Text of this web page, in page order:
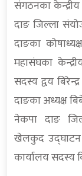
संगठनका
दाङ जिल्ला
दाङका
महासंघका
सदस्य द्वय
दाङका अध्यक्ष
नेकपा दाङ
खेलकुद उद्घाटन
कार्यालय सदस्य